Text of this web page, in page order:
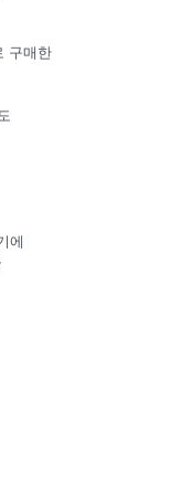
구매한
에